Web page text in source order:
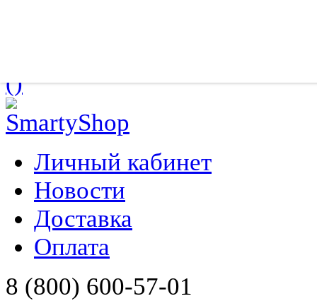
()
Личный кабинет
Новости
Доставка
Оплата
8 (800) 600-57-01